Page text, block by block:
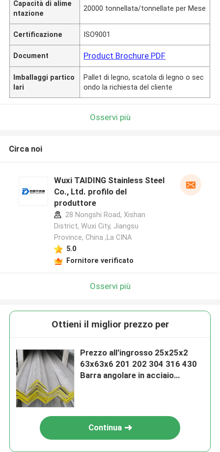
Capacità di alime
ntazione
20000 tonnellata/tonnellate per Mese
Certificazione ISO9001
Document Product Brochure PDF
Imballaggi partico
lari
Pallet di legno, scatola di legno o sec
ondo la richiesta del cliente
Osservi più
Circa noi
Wuxi TAIDING Stainless Steel
Co., Ltd. profilo del
produttore
28 Nongshi Road, Xishan
District, Wuxi City, Jiangsu
Province, China ,La CINA
5.0
Fornitore verificato
Osservi più
Ottieni il miglior prezzo per
Prezzo all'ingrosso 25x25x2
63x63x6 201 202 304 316 430
Barra angolare in acciaio
Continua